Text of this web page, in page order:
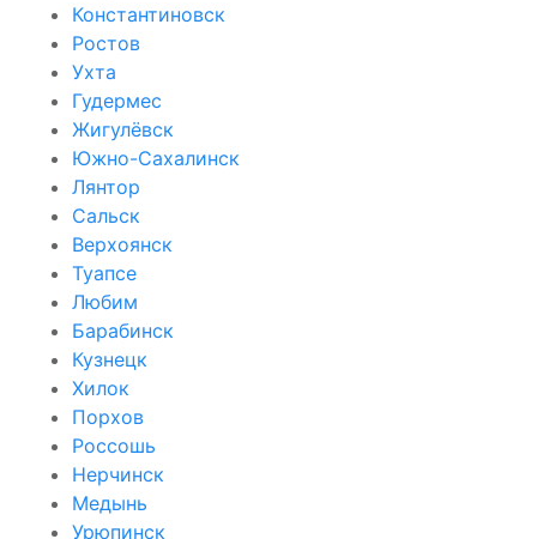
Константиновск
Ростов
Ухта
Гудермес
Жигулёвск
Южно-Сахалинск
Лянтор
Сальск
Верхоянск
Туапсе
Любим
Барабинск
Кузнецк
Хилок
Порхов
Россошь
Нерчинск
Медынь
Урюпинск